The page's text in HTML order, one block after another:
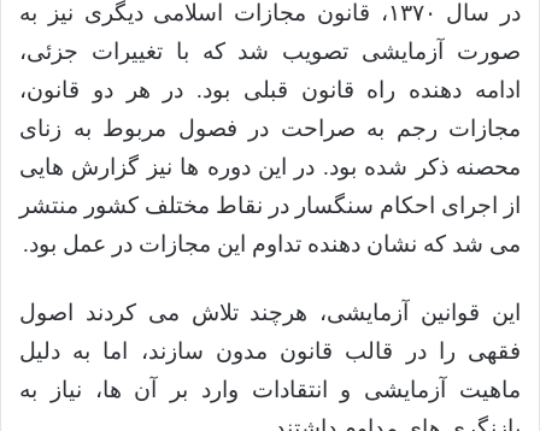
در سال ۱۳۷۰، قانون مجازات اسلامی دیگری نیز به
صورت آزمایشی تصویب شد که با تغییرات جزئی،
ادامه دهنده راه قانون قبلی بود. در هر دو قانون،
مجازات رجم به صراحت در فصول مربوط به زنای
محصنه ذکر شده بود. در این دوره ها نیز گزارش هایی
از اجرای احکام سنگسار در نقاط مختلف کشور منتشر
می شد که نشان دهنده تداوم این مجازات در عمل بود.
این قوانین آزمایشی، هرچند تلاش می کردند اصول
فقهی را در قالب قانون مدون سازند، اما به دلیل
ماهیت آزمایشی و انتقادات وارد بر آن ها، نیاز به